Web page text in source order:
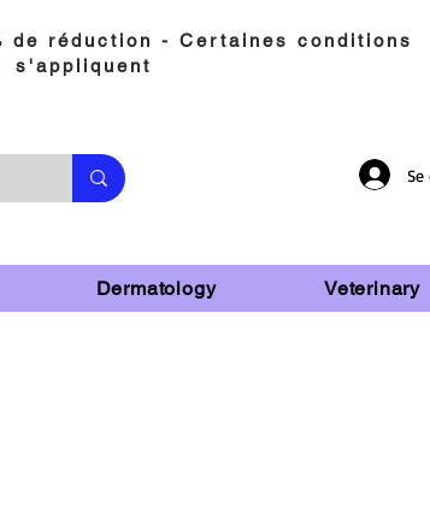
de réduction - Certaines conditions
s'appliquent
Se
Dermatology Veterinary